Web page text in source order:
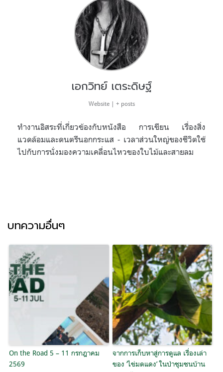
เอกวิทย์ เตระดิษฐ์
Website | + posts
ทำงานอิสระที่เกี่ยวข้องกับหนังสือ การเขียน เรื่องสิ่ง
แวดล้อมและดนตรีนอกกระแส - เวลาส่วนใหญ่ของชีวิตใช้
ไปกับการนั่งมองความเคลื่อนไหวของใบไม้และสายลม
บทความอื่นๆ
On the Road 5 – 11 กรกฎาคม
2569
จากการเก็บหาสู่การดูแล เรื่องเล่า
ของ ‘ไข่มดแดง’ ในป่าชุมชนบ้าน